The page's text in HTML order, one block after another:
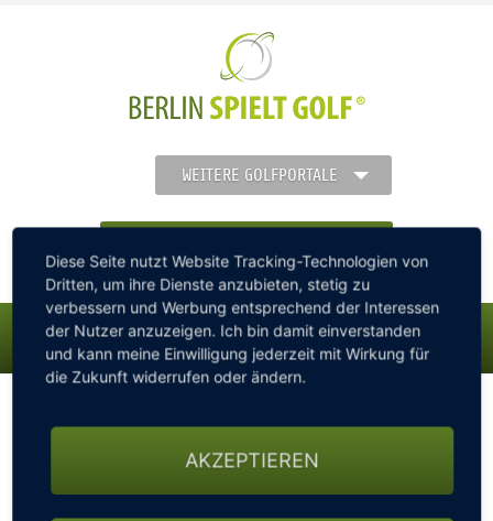
WEITERE GOLFPORTALE
MENÜ
Berliner Golfwoche: 5 Tage - 5 Turniere - 5 Plätze
Weimarer Land
Diese Seite nutzt Website Tracking-Technologien von
Dritten, um ihre Dienste anzubieten, stetig zu
verbessern und Werbung entsprechend der Interessen
der Nutzer anzuzeigen. Ich bin damit einverstanden
und kann meine Einwilligung jederzeit mit Wirkung für
die Zukunft widerrufen oder ändern.
AKZEPTIEREN